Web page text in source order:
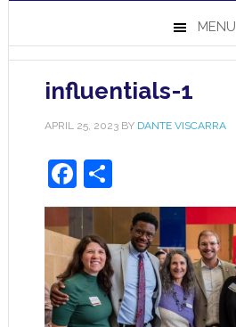
MENU
influentials-1
APRIL 25, 2023BY DANTE VISCARRA
Facebook
Share